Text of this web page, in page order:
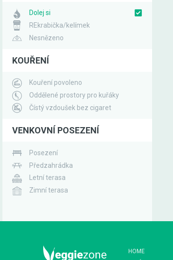
Dolej si
REkrabička/kelímek
Nesnězeno
KOUŘENÍ
Kouření povoleno
Oddělené prostory pro kuřáky
Čístý vzdoušek bez cigaret
VENKOVNÍ POSEZENÍ
Posezení
Předzahrádka
Letní terasa
Zimní terasa
HOME